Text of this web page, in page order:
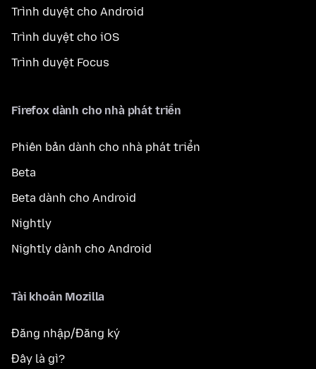
Trình duyệt cho Android
Trình duyệt cho iOS
Trình duyệt Focus
Firefox dành cho nhà phát triển
Phiên bản dành cho nhà phát triển
Beta
Beta dành cho Android
Nightly
Nightly dành cho Android
Tài khoản Mozilla
Đăng nhập/Đăng ký
Đây là gì?